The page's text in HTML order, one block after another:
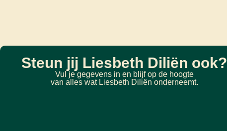
Steun jij Liesbeth Diliën ook?
Vul je gegevens in en blijf op de hoogte
van alles wat Liesbeth Diliën onderneemt.